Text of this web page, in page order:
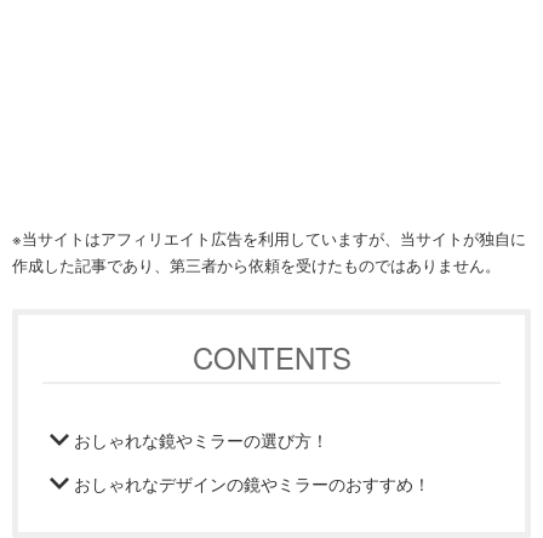
※当サイトはアフィリエイト広告を利用していますが、当サイトが独自に
作成した記事であり、第三者から依頼を受けたものではありません。
CONTENTS
おしゃれな鏡やミラーの選び方！
おしゃれなデザインの鏡やミラーのおすすめ！